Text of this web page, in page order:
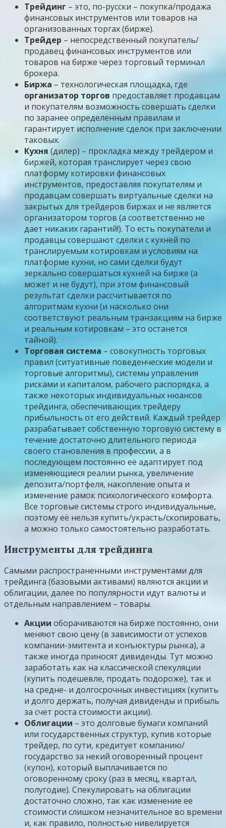
Трейдинг – это, по-русски – покупка/продажа
финансовых инструментов или товаров на
организованных торгах (бирже).
Трейдер – непосредственный покупатель/
продавец финансовых инструментов или
товаров на бирже через торговый терминал
брокера.
Биржа – технологическая площадка, где
организатор торгов предоставляет продавцам
и покупателям возможность совершать сделки
по заранее определенным правилам и
гарантирует исполнение сделок при заключении
таковых.
Кухня (дилер) – прокладка между трейдером и
биржей, которая транслирует через свою
платформу котировки финансовых
инструментов, предоставляя покупателям и
продавцам совершать виртуальные сделки на
закрытых для трейдеров биржах и не является
организатором торгов (а соответственно не
дает никаких гарантий!). То есть покупатели и
продавцы совершают сделки с кухней по
транслируемым котировкам и условиям на
платформе кухни, но сами сделки будут
зеркально совершаться кухней на бирже (а
может и не будут), при этом финансовый
результат сделки рассчитывается по
алгоритмам кухни (и насколько они
соответствуют реальным транзакциям на бирже
и реальным котировкам – это останется
тайной).
Торговая система – совокупность торговых
правил (ситуативные поведенческие модели и
торговые алгоритмы), системы управления
рисками и капиталом, рабочего распорядка, а
также некоторых индивидуальных нюансов
трейдинга, обеспечивающих трейдеру
прибыльность от его действий. Каждый трейдер
разрабатывает собственную торговую систему в
течение достаточно длительного периода
своего становления в профессии, а в
последующем постоянно её адаптирует под
изменяющиеся реалии рынка, увеличение
депозита/портфеля, накопление опыта и
изменение рамок психологического комфорта.
Все торговые системы строго индивидуальные,
поэтому её нельзя купить/украсть/скопировать,
а можно только самостоятельно разработать.
Инструменты для трейдинга
Самыми распространенными инструментами для
трейдинга (базовыми активами) являются акции и
облигации, далее по популярности идут валюты и
отдельным направлением – товары.
Акции оборачиваются на бирже постоянно, они
меняют свою цену (в зависимости от успехов
компании-эмитента и конъюктуры рынка), а
также иногда приносят дивиденды. Тут можно
заработать как на классической спекуляции
(купить подешевле, продать подороже), так и
на средне- и долгосрочных инвестициях (купить
и долго держать, получая дивиденды и прибыль
за счет роста стоимости акции).
Облигации – это долговые бумаги компаний
или государственных структур, купив которые
трейдер, по сути, кредитует компанию/
государство за некий оговоренный процент
(купон), который выплачивается по
оговоренному сроку (раз в месяц, квартал,
полугодие). Спекулировать на облигации
достаточно сложно, так как изменение ее
стоимости слишком незначительное во времени
и, как правило, полностью нивелируется